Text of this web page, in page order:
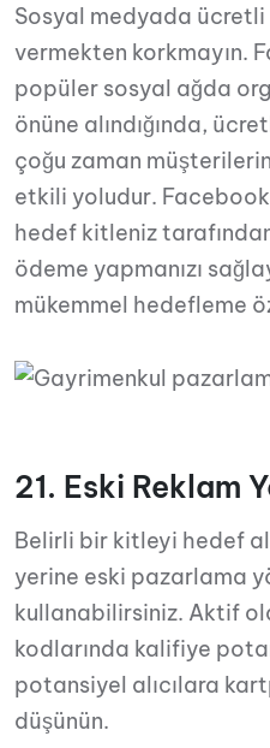
Sosyal medyada
vermekten korkmayın.
popüler sosyal ağda
önüne alındığında,
çoğu zaman
etkili yoludur.
hedef kitleniz
ödeme yapmanızı
mükemmel hedefleme
21. Eski Reklam
Belirli bir kitleyi hedef
yerine eski pazarlama
kullanabilirsiniz. Aktif
kodlarında kalifiye
potansiyel alıcılara
düşünün.